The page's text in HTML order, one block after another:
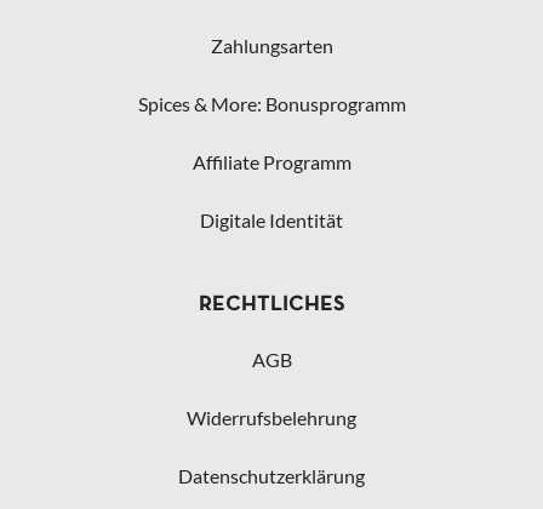
Zahlungsarten
Spices & More: Bonusprogramm
Affiliate Programm
Digitale Identität
RECHTLICHES
AGB
Widerrufsbelehrung
Datenschutzerklärung